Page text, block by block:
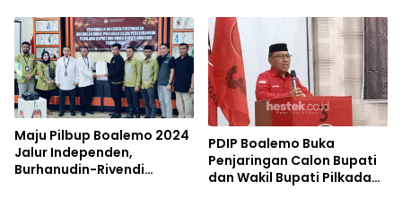
Maju Pilbup Boalemo 2024
Jalur Independen,
Burhanudin-Rivendi
PDIP Boalemo Buka
Penjaringan Calon Bupati
dan Wakil Bupati Pilkada